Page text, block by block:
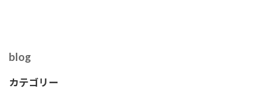
blog
カテゴリー